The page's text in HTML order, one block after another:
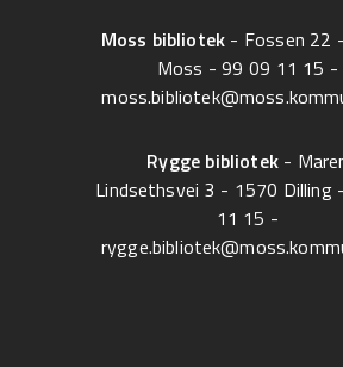
Moss bibliotek - Fossen 22
Moss -99 09 11 15 -
Rygge bibliotek-
Lindsethsvei 3 - 1570 Dilling -
11 15 -